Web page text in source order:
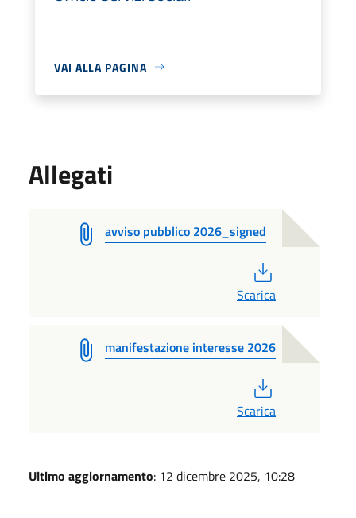
VAI ALLA PAGINA
Allegati
avviso pubblico 2026_signed
Scarica
manifestazione interesse 2026
Scarica
Ultimo aggiornamento: 12 dicembre 2025, 10:28